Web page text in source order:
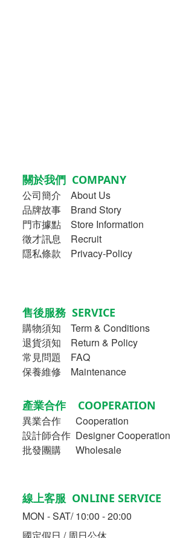
關於我們 COMPANY
公司簡介
About Us
品牌故事
Brand Story
門市據點 Store Information
徵才訊息 Recruit
隱私條款 Privacy-Policy
售後服務 SERVICE
購物須知
Term & Conditions
退貨須知 Return & Policy
常見問題 FAQ
保養維修 Maintenance
產業合作 COOPERATION
異業合作
Cooperation
設計師合作 Designer Cooperation
批發團購 Wholesale
線上客服 ONLINE SERVICE
MON - SAT/ 10:00 - 20:00